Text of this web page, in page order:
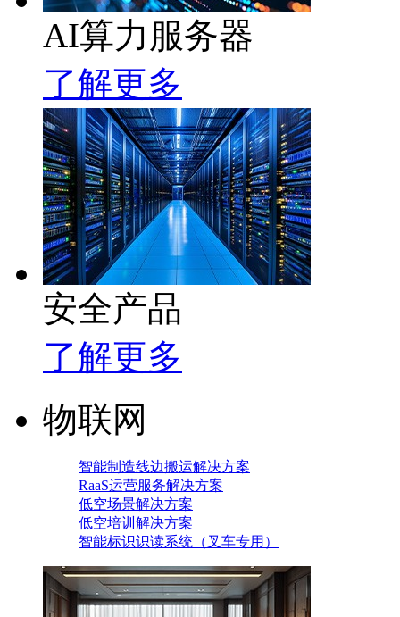
AI算力服务器
了解更多
安全产品
了解更多
物联网
智能制造线边搬运解决方案
RaaS运营服务解决方案
低空场景解决方案
低空培训解决方案
智能标识识读系统（叉车专用）